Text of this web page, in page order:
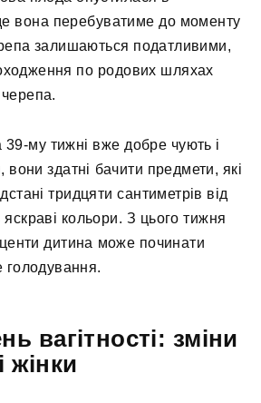
вона перебуватиме до моменту
залишаються податливими,
по родових шляхах
39-му тижні вже добре чують і
вони здатні бачити предмети, які
тридцяти сантиметрів від
кольори. З цього тижня
дитина може починати
голодування.
вагітності: зміни
жінки